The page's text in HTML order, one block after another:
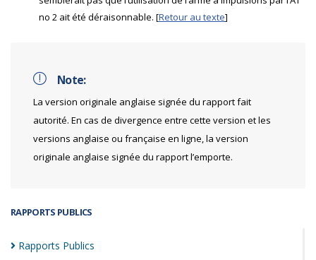
RAPPORTS PUBLICS
Rapports Publics
no 2 ait été déraisonnable. [Retour au texte]
Note:
La version originale anglaise signée du rapport fait
autorité. En cas de divergence entre cette version et les
versions anglaise ou française en ligne, la version
originale anglaise signée du rapport l’emporte.